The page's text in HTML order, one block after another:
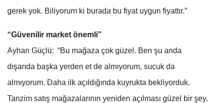
gerek yok. Biliyorum ki burada bu fiyat uygun fiyattır.”
“Güvenilir market önemli”
Ayhan Güçlü: “Bu mağaza çok güzel. Ben şu anda
dışarıda başka yerden et de almıyorum, sucuk da
almıyorum. Daha ilk açıldığında kuyrukta bekliyorduk.
Tanzim satış mağazalarının yeniden açılması güzel bir şey.